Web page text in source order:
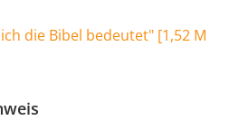
die Bibel bedeutet" [1,52 M